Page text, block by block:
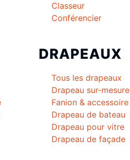
Classeur
Conférencier
DRAPEAUX
Tous les drapeaux
Drapeau sur-mesure
Fanion & accessoire
Drapeau de bateau
Drapeau pour vitre
Drapeau de façade